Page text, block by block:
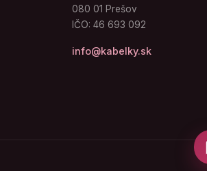
080 01 Prešov
IČO: 46 693 092
info@kabelky.sk